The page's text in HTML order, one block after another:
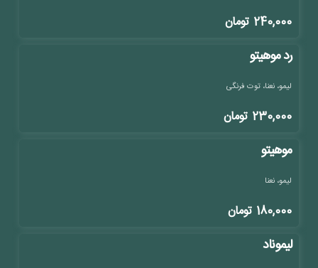
240,000 تومان
رد موهیتو
لیمو، نعنا، توت فرنگی
230,000 تومان
موهیتو
لیمو، نعنا
180,000 تومان
لیموناد